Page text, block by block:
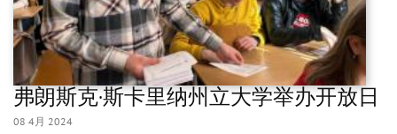
弗朗斯克·斯卡里纳州立大学举办开放日
08 4月 2024